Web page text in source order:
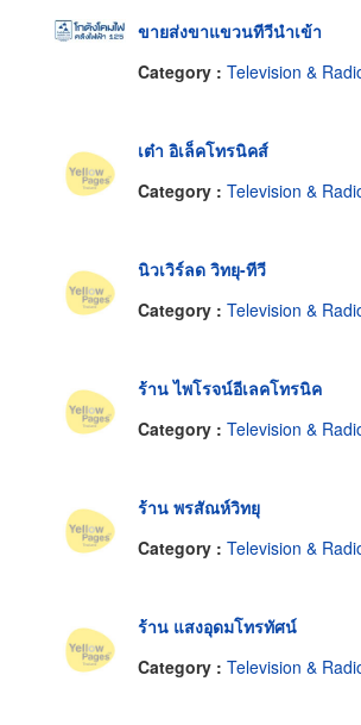
ขายส่งขาแขวนทีวีนำเข้า
Category : Television & Radio
เต๋า อิเล็คโทรนิคส์
Category : Television & Radio
นิวเวิร์ลด วิทยุ-ทีวี
Category : Television & Radio
ร้าน ไพโรจน์อีเลคโทรนิค
Category : Television & Radio
ร้าน พรสัณห์วิทยุ
Category : Television & Radio
ร้าน แสงอุดมโทรทัศน์
Category : Television & Radio